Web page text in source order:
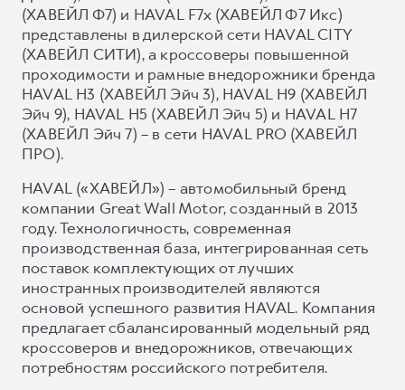
(ХАВЕЙЛ Ф7) и HAVAL F7x (ХАВЕЙЛ Ф7 Икс)
представлены в дилерской сети HAVAL CITY
(ХАВЕЙЛ СИТИ), а кроссоверы повышенной
проходимости и рамные внедорожники бренда
HAVAL H3 (ХАВЕЙЛ Эйч 3), HAVAL H9 (ХАВЕЙЛ
Эйч 9), HAVAL H5 (ХАВЕЙЛ Эйч 5) и HAVAL H7
(ХАВЕЙЛ Эйч 7) – в сети HAVAL PRO (ХАВЕЙЛ
ПРО).
HAVAL («ХАВЕЙЛ») – автомобильный бренд
компании Great Wall Motor, созданный в 2013
году. Технологичность, современная
производственная база, интегрированная сеть
поставок комплектующих от лучших
иностранных производителей являются
основой успешного развития HAVAL. Компания
предлагает сбалансированный модельный ряд
кроссоверов и внедорожников, отвечающих
потребностям российского потребителя.